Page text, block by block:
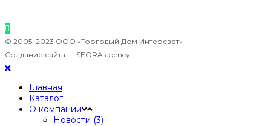
© 2005–2023 ООО «Торговый Дом Интерсвет»
Создание сайта — SEORA.agency
Главная
Каталог
О компании
Новости (3)